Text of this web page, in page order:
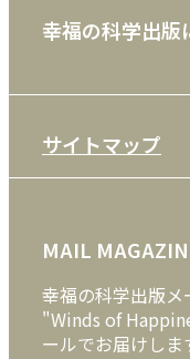
雑誌
CD
DVD・ブ
外国語
利用規約
特定商取
プライバ
クッキー
幸福の科学出版
メディア
サイトマップ
MAIL
幸福の科学出版メ
"Winds of
ールでお届けしま